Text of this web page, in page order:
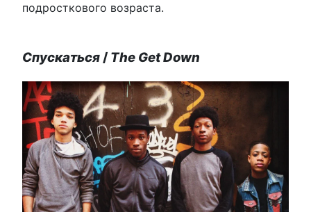
подросткового возраста.
Спускаться/ The Get Down